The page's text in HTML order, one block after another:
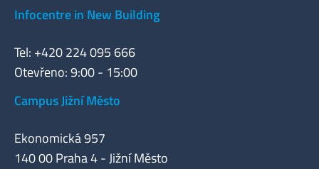
Infocentre in New Building
Tel: +420 224 095 666
Otevřeno: 9:00 - 15:00
Campus Jižní Město
Ekonomická 957
140 00 Praha 4 - Jižní Město